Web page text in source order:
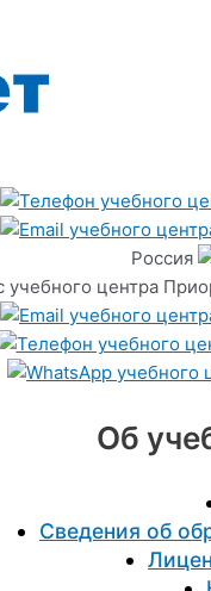
Россия
Об
Сведения об